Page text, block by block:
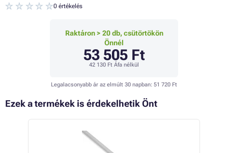
0 értékelés
Raktáron > 20 db, csütörtökön
Önnél
53 505 Ft
42 130 Ft Áfa nélkül
Legalacsonyabb ár az elmúlt 30 napban: 51 720 Ft
Ezek a termékek is érdekelhetik Önt